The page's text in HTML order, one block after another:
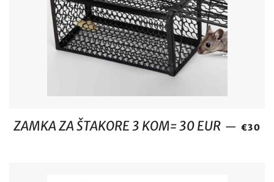
ZAMKA ZA ŠTAKORE 3 KOM= 30 EUR — €30